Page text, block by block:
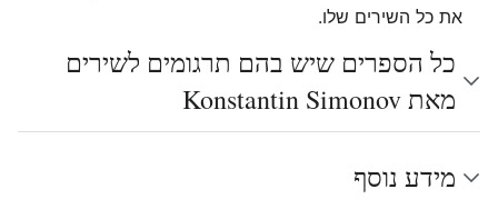
את כל השירים שלו.
כל הספרים שיש בהם תרגומים לשירים
מאת Konstantin Simonov
מידע נוסף